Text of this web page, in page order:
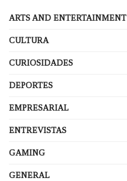
ARTS AND ENTERTAINMENT
CULTURA
CURIOSIDADES
DEPORTES
EMPRESARIAL
ENTREVISTAS
GAMING
GENERAL